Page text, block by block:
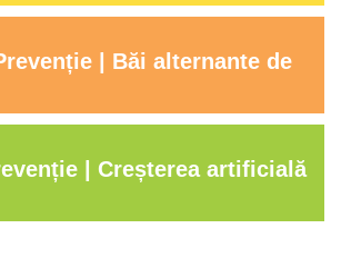
| Băi alternante de
| Sorin Capră | Herghelia
| Creșterea artificială
corpului | Sorin Capră |